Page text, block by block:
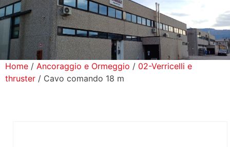
Prodotti
Home / Ancoraggio e Ormeggio / 02-Verricelli e
thruster / Cavo comando 18 m